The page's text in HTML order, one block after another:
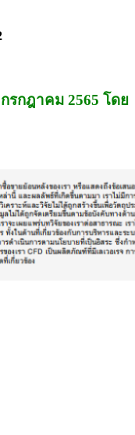
รกฎาคม 2565 โดย